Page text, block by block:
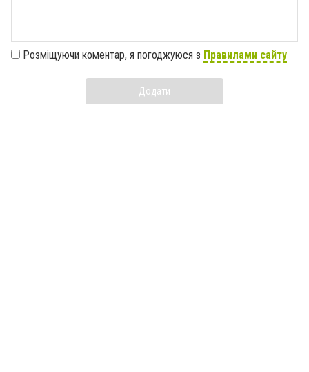
Розміщуючи коментар, я погоджуюся з Правилами сайту
Додати